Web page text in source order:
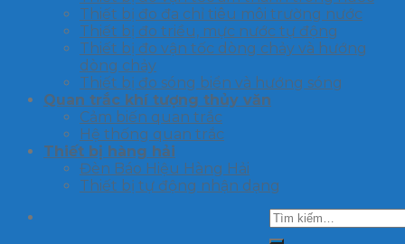
Thiết bị đo đa chỉ tiêu môi trường nước
Thiết bị đo triều, mực nước tự động
Thiết bị đo vận tốc dòng chảy và hướng
dòng chảy
Thiết bị đo sóng biển và hướng sóng
Quan trắc khí tượng thủy văn
Cảm biến quan trắc
Hệ thống quan trắc
Thiết bị hàng hải
Đèn Báo Hiệu Hàng Hải
Thiết bị tự động nhận dạng
Tìm
kiếm: